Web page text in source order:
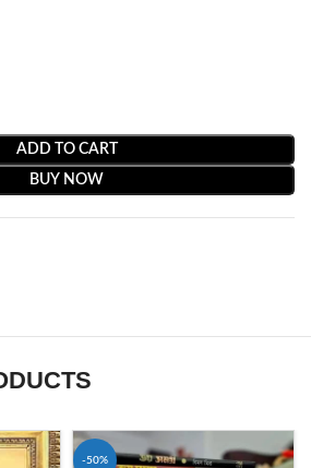
ADD TO CART
BUY NOW
-50%